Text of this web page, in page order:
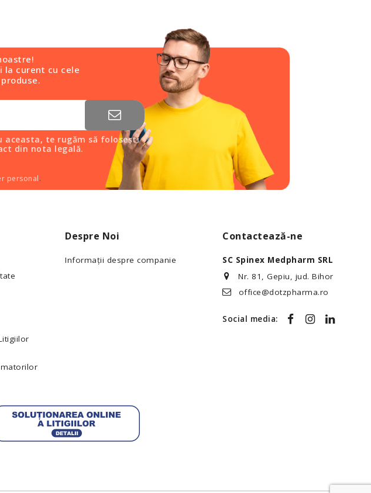
curent cu cele
aceasta, te rugăm să folosești
din nota legală.
personal.
Despre Noi
Informații despre companie
Contactează-ne
SC Spinex Medpharm SRL
Nr. 81, Gepiu, jud. Bihor
office@dotzpharma.ro
Social media: